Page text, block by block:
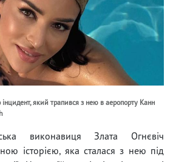
інцидент, який трапився з нею в аеропорту Канн
виконавиця Злата Огнєвіч
історією, яка сталася з нею під